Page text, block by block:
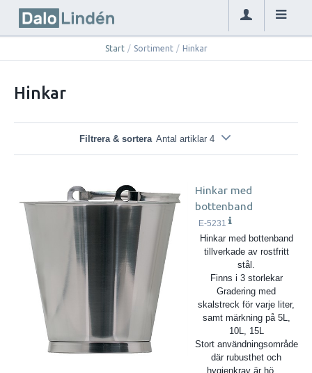
Start / Sortiment / Hinkar
Hinkar
Filtrera & sortera Antal artiklar 4
Hinkar med
bottenband
E-5231
Hinkar med bottenband
tillverkade av rostfritt
stål.
Finns i 3 storlekar
Gradering med
skalstreck för varje liter,
samt märkning på 5L,
10L, 15L
Stort användningsområde
där rubusthet och
hygienkrav är hö …